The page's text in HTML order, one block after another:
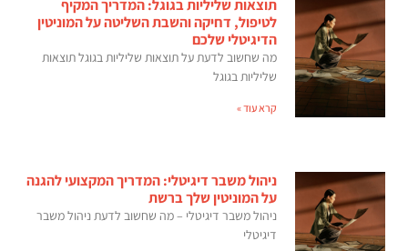
תוצאות שליליות בגוגל: המדריך המקיף
לטיפול, דחיקה והשבת השליטה על המוניטין
הדיגיטלי שלכם
מה שחשוב לדעת על תוצאות שליליות בגוגל תוצאות
שליליות בגוגל
קרא עוד »
ניהול משבר דיגיטלי: המדריך המקצועי להגנה
על המוניטין שלך ברשת
ניהול משבר דיגיטלי – מה שחשוב לדעת ניהול משבר
דיגיטלי